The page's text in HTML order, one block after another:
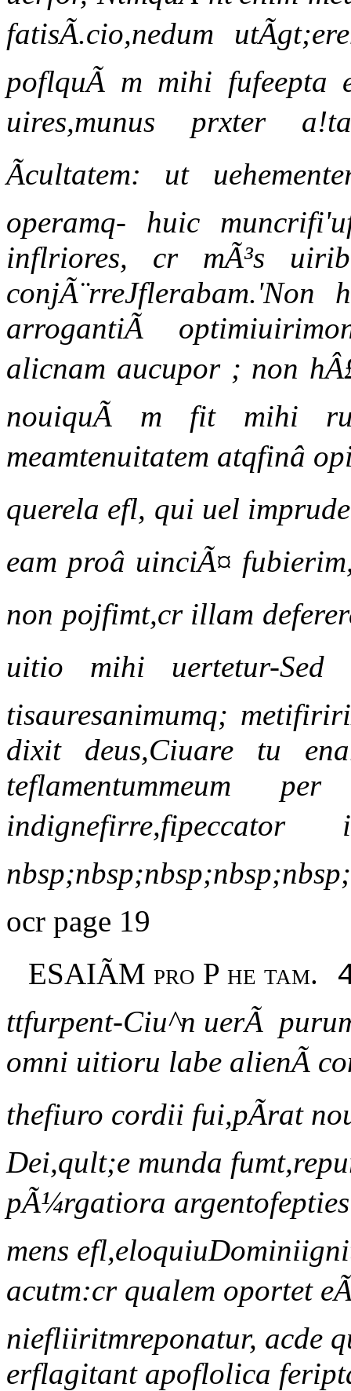
fatisÃ.cio,nedum
poflquÃ m mihi fufeepta
uires,munus prxter
Ãcultatem: ut
operamq- huic
inflriores, cr mÃ³s
arrogantiÃ
alicnam aucupor ; non
nouiquÃ m fit mihi
meamtenuitatem atqfinâ
querela efl, qui uel
eam proâ uinciÃ¤
non pojfimt,cr illam
uitio mihi uertetur-Sed
tisauresanimumq;
dixit deus,Ciuare tu
teflamentummeum
ocr page 19
ESAIÃM pro P he tam.
ttfurpent-Ciu^n uerÃ
omni uitioru labe alienÃ
thefiuro cordii fui,pÃrat
Dei,qult;e munda
pÃ¼rgatiora argentofepties
mens
acutm:cr qualem oportet
niefliiritmreponatur, acde
erflagitant apoflolica